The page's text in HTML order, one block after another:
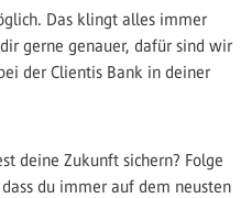
Das klingt alles immer
gerne genauer, dafür sind wir
der Clientis Bank in deiner
deine Zukunft sichern? Folge
du immer auf dem neusten